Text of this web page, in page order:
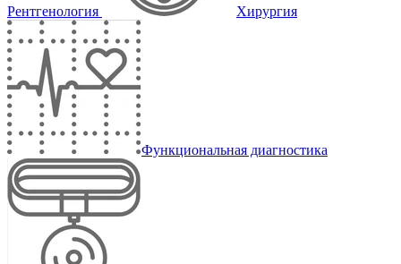
Рентгенология Хирургия
Функциональная диагностика